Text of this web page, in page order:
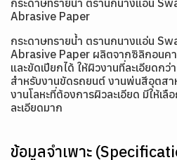
กระดาษทรายน้ำ ตรานกนางแอ่น
Abrasive Paper
กระดาษทรายน้ำ ตรานกนางแอ่น
Abrasive Paper ผลิตจากซิลิกอนค
และขัดเปียกได้ ให้ผิวงานที่ละเอียดกว่
สำหรับงานขัดรถยนต์ งานพ่นสีอุตสา
งานโลหะที่ต้องการผิวละเอียด มีให้เ
ละเอียดมาก
ข้อมูลจำเพาะ